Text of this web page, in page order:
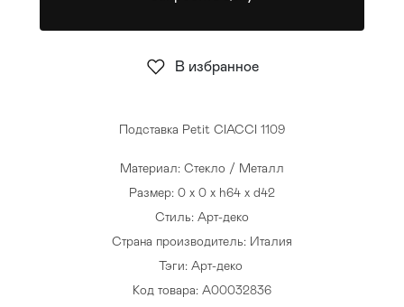
Стулья >
Подставка Petit CIACCI 1109
Материал: Стекло / Металл
Размер: 0 x 0 x h64 x d42
Стиль: Арт-деко
Страна производитель: Италия
Тэги: Арт-деко
Код товара: A00032836
В избранное